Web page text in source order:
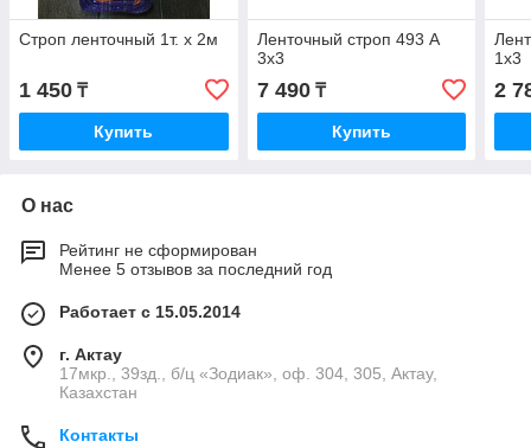
Строп ленточный 1т. х 2м
1 450 ₸
Купить
Ленточный строп 493 А
3х3
7 490₸
Купить
1х3
2
О нас
Рейтинг не сформирован
Менее 5 отзывов за последний год
Работает с 15.05.2014
г. Актау
17мкр., 39зд., б/ц «Зодиак», оф. 304, 305, Актау,
Казахстан
Контакты